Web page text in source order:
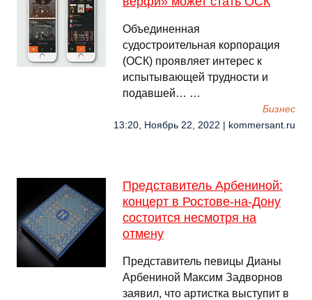
Объединенная
судостроительная корпорация
(ОСК) проявляет интерес к
испытывающей трудности и
подавшей… …
Бизнес
13:20, Ноябрь 22, 2022 | kommersant.ru
Представитель Арбениной:
концерт в Ростове-на-Дону
состоится несмотря на
отмену
Представитель певицы Дианы
Арбениной Максим Задворнов
заявил, что артистка выступит в